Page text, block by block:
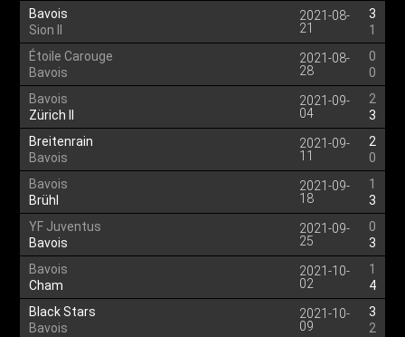
Bavois
Sion II
2021-08-
21
3
1
Étoile Carouge
Bavois
2021-08-
28
0
0
Bavois
Zürich II
2021-09-
04
2
3
Breitenrain
Bavois
2021-09-
11
2
0
Bavois
Brühl
2021-09-
18
1
3
YF Juventus
Bavois
2021-09-
25
0
3
Bavois
Cham
2021-10-
02
1
4
Black Stars
Bavois
2021-10-
09
3
2